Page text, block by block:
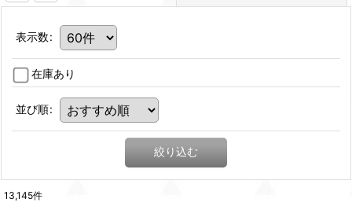
表示数:
在庫あり
並び順:
絞り込む
13,145件